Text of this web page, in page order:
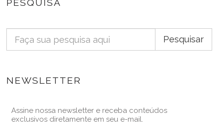
PESQUISA
Pesquisar
NEWSLETTER
Assine nossa newsletter e receba conteúdos
exclusivos diretamente em seu e-mail.